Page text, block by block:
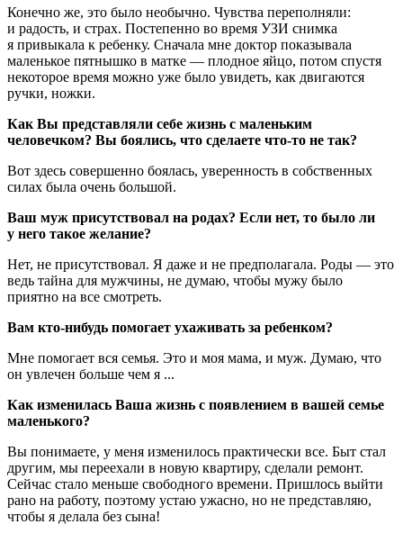
Конечно же, это было необычно. Чувства переполняли:
и радость, и страх. Постепенно во время УЗИ снимка
я привыкала к ребенку. Сначала мне доктор показывала
маленькое пятнышко в матке — плодное яйцо, потом спустя
некоторое время можно уже было увидеть, как двигаются
ручки, ножки.
Как Вы представляли себе жизнь с маленьким
человечком? Вы боялись, что сделаете что-то не так?
Вот здесь совершенно боялась, уверенность в собственных
силах была очень большой.
Ваш муж присутствовал на родах? Если нет, то было ли
у него такое желание?
Нет, не присутствовал. Я даже и не предполагала. Роды — это
ведь тайна для мужчины, не думаю, чтобы мужу было
приятно на все смотреть.
Вам кто-нибудь помогает ухаживать за ребенком?
Мне помогает вся семья. Это и моя мама, и муж. Думаю, что
он увлечен больше чем я ...
Как изменилась Ваша жизнь с появлением в вашей семье
маленького?
Вы понимаете, у меня изменилось практически все. Быт стал
другим, мы переехали в новую квартиру, сделали ремонт.
Сейчас стало меньше свободного времени. Пришлось выйти
рано на работу, поэтому устаю ужасно, но не представляю,
чтобы я делала без сына!